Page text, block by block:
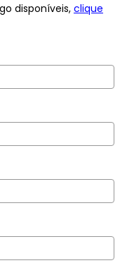
disponíveis, clique